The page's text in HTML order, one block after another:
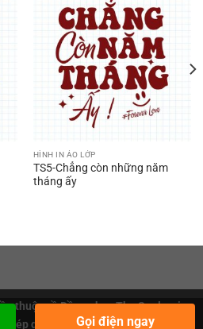
HÌNH IN ÁO LỚP
TS5-Chẳng còn những năm
tháng ấy
thuộc về Đồng phục The Soul, vui
chép dưới mọi hình thức
Gọi điện ngay